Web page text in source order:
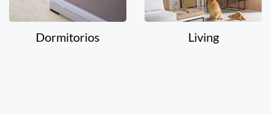
Dormitorios Living